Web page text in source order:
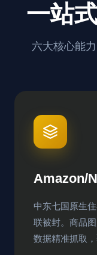
一站
六大核心能
Amazon/
中东七国原生住
联被封。商品
数据精准抓取